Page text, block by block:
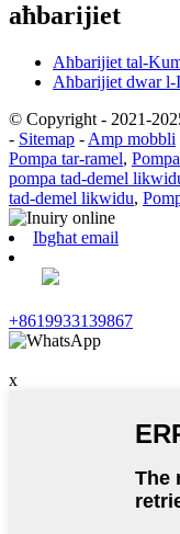
aħbarijiet
Aħbarijiet tal-
Aħbarijiet dwar l-
© Copyright - 2021-
- Sitemap - Amp mobbli
Pompa tar-ramel,
pompa tad-demel
tad-demel likwidu,
Ibgħat email
+8619933139867
x